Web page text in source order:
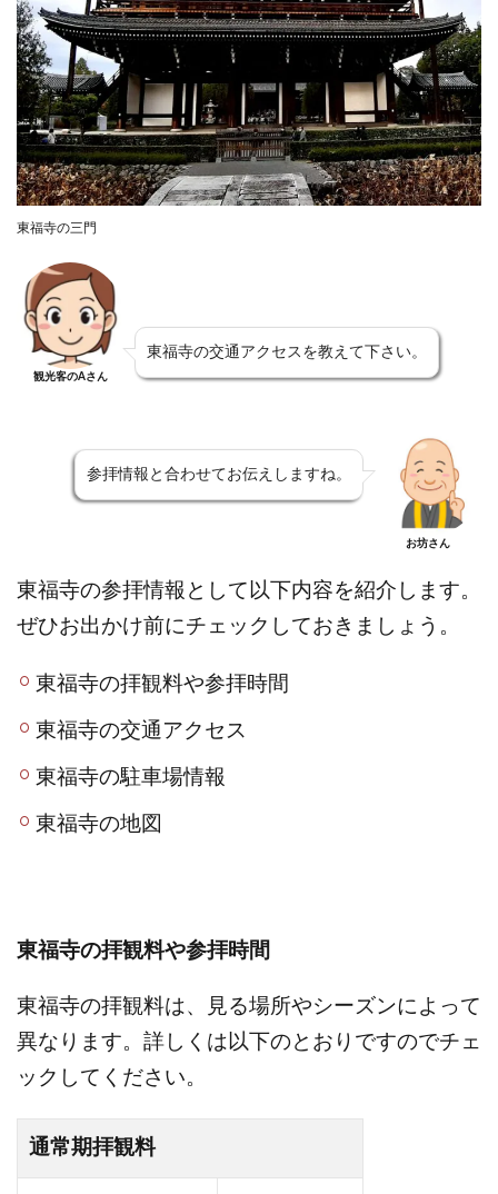
東福寺の三門
観光客のAさん
東福寺の交通アクセスを教えて下さい。
参拝情報と合わせてお伝えしますね。
お坊さん
東福寺の参拝情報として以下内容を紹介します。
ぜひお出かけ前にチェックしておきましょう。
東福寺の拝観料や参拝時間
東福寺の交通アクセス
東福寺の駐車場情報
東福寺の地図
東福寺の拝観料や参拝時間
東福寺の拝観料は、見る場所やシーズンによって
異なります。詳しくは以下のとおりですのでチェ
ックしてください。
通常期拝観料